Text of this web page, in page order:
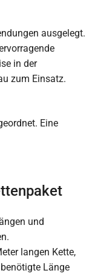
ausgelegt.
in der
zum Einsatz.
und
langen Kette,
Länge